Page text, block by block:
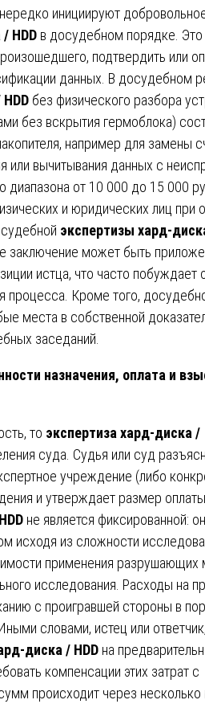
инициируют
HDD в досудебном порядке. Это
подтвердить или
данных. В досудебном
без физического разбора
без вскрытия гермоблока)
например для замены
или вычитывания данных с
диапазона от 10 000 до 15 000
и юридических лиц при
экспертизы хард-
заключение может быть
истца, что часто побуждает
процесса. Кроме того,
места в собственной
заседаний.
назначения, оплата и
то экспертиза хард-диска /
суда. Судья или суд
учреждение (либо
и утверждает размер
не является фиксированной:
исходя из сложности
применения разрушающих
исследования. Расходы на
с проигравшей стороны в
словами, истец или ответчик,
диска / HDD на
компенсации этих затрат с
происходит через